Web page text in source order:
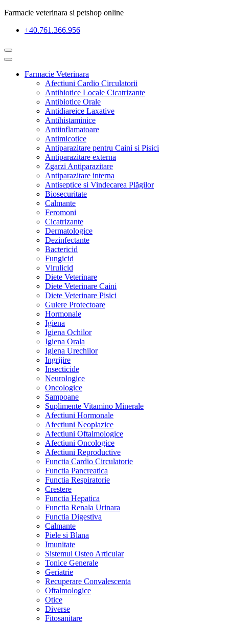
Farmacie veterinara si petshop online
+40.761.366.956
Farmacie Veterinara
Afectiuni Cardio Circulatorii
Antibiotice Locale Cicatrizante
Antibiotice Orale
Antidiareice Laxative
Antihistaminice
Antiinflamatoare
Antimicotice
Antiparazitare pentru Caini si Pisici
Antiparazitare externa
Zgarzi Antiparazitare
Antiparazitare interna
Antiseptice si Vindecarea Plăgilor
Biosecuritate
Calmante
Feromoni
Cicatrizante
Dermatologice
Dezinfectante
Bactericid
Fungicid
Virulicid
Diete Veterinare
Diete Veterinare Caini
Diete Veterinare Pisici
Gulere Protectoare
Hormonale
Igiena
Igiena Ochilor
Igiena Orala
Igiena Urechilor
Ingrijire
Insecticide
Neurologice
Oncologice
Sampoane
Suplimente Vitamino Minerale
Afectiuni Hormonale
Afectiuni Neoplazice
Afectiuni Oftalmologice
Afectiuni Oncologice
Afectiuni Reproductive
Functia Cardio Circulatorie
Functia Pancreatica
Functia Respiratorie
Crestere
Functia Hepatica
Functia Renala Urinara
Functia Digestiva
Calmante
Piele si Blana
Imunitate
Sistemul Osteo Articular
Tonice Generale
Geriatrie
Recuperare Convalescenta
Oftalmologice
Otice
Diverse
Fitosanitare